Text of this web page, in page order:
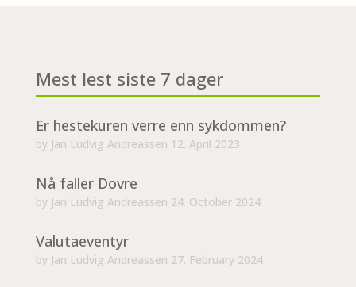
Mest lest siste 7 dager
Er hestekuren verre enn sykdommen?
by Jan Ludvig Andreassen 12. April 2023
Nå faller Dovre
by Jan Ludvig Andreassen 24. October 2024
Valutaeventyr
by Jan Ludvig Andreassen 27. February 2024